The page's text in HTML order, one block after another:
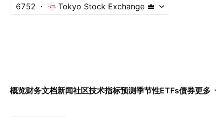
6752 Tokyo Stock Exchange
概览财务文档新闻社区技术指标预测季节性ETFs债券更多